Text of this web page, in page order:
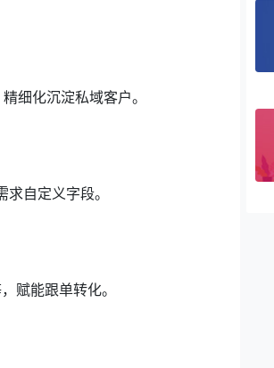
细化沉淀私域客户。
自定义字段。
赋能跟单转化。